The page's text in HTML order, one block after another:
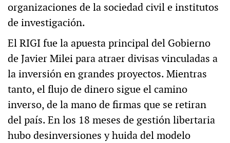
organizaciones de la sociedad civil e institutos
de investigación.
El RIGI fue la apuesta principal del Gobierno
de Javier Milei para atraer divisas vinculadas a
la inversión en grandes proyectos. Mientras
tanto, el flujo de dinero sigue el camino
inverso, de la mano de firmas que se retiran
del país. En los 18 meses de gestión libertaria
hubo desinversiones y huida del modelo